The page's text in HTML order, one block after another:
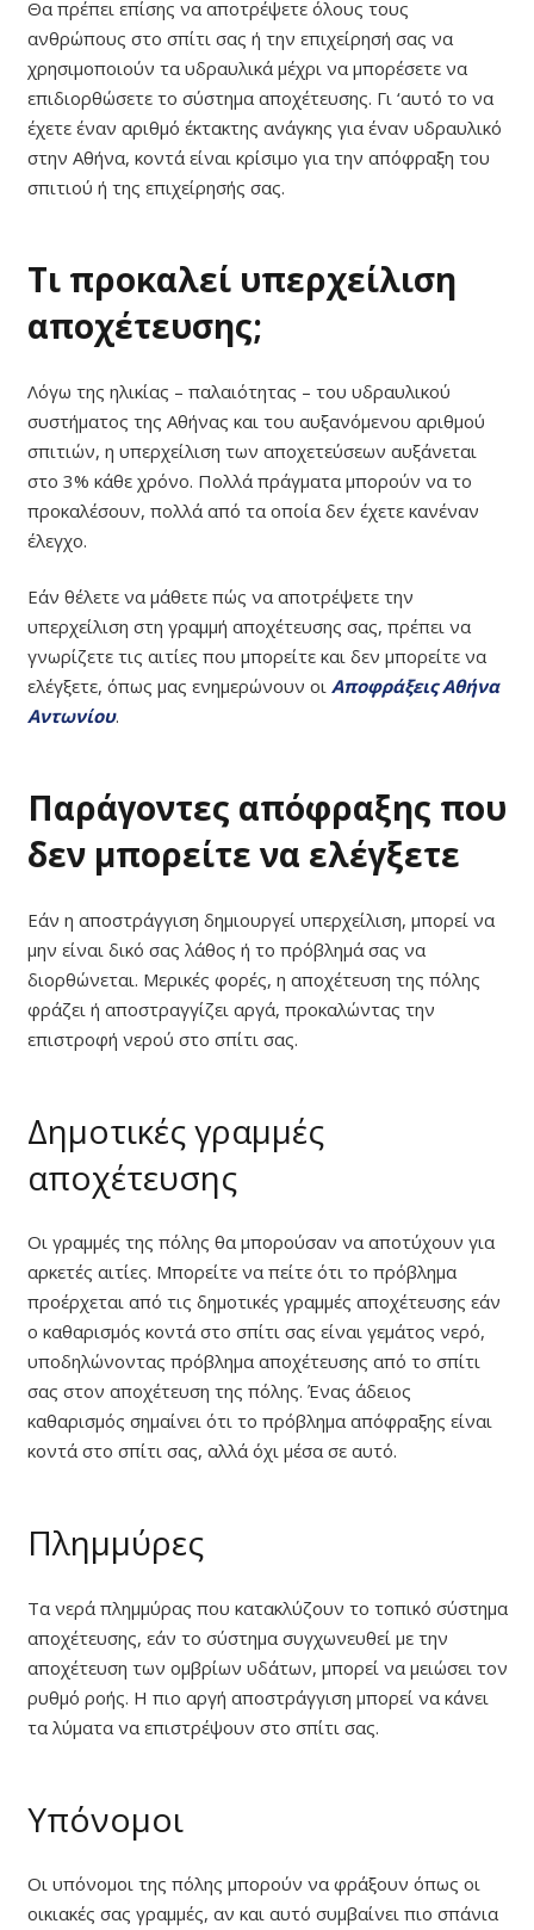
Θα πρέπει επίσης να αποτρέψετε όλους τους
ανθρώπους στο σπίτι σας ή την επιχείρησή σας να
χρησιμοποιούν τα υδραυλικά μέχρι να μπορέσετε να
επιδιορθώσετε το σύστημα αποχέτευσης. Γι ‘αυτό το να
έχετε έναν αριθμό έκτακτης ανάγκης για έναν υδραυλικό
στην Αθήνα, κοντά είναι κρίσιμο για την απόφραξη του
σπιτιού ή της επιχείρησής σας.
Τι προκαλεί υπερχείλιση
αποχέτευσης;
Λόγω της ηλικίας – παλαιότητας – του υδραυλικού
συστήματος της Αθήνας και του αυξανόμενου αριθμού
σπιτιών, η υπερχείλιση των αποχετεύσεων αυξάνεται
στο 3% κάθε χρόνο. Πολλά πράγματα μπορούν να το
προκαλέσουν, πολλά από τα οποία δεν έχετε κανέναν
έλεγχο.
Εάν θέλετε να μάθετε πώς να αποτρέψετε την
υπερχείλιση στη γραμμή αποχέτευσης σας, πρέπει να
γνωρίζετε τις αιτίες που μπορείτε και δεν μπορείτε να
ελέγξετε, όπως μας ενημερώνουν οι Αποφράξεις Αθήνα
Αντωνίου.
Παράγοντες απόφραξης που
δεν μπορείτε να ελέγξετε
Εάν η αποστράγγιση δημιουργεί υπερχείλιση, μπορεί να
μην είναι δικό σας λάθος ή το πρόβλημά σας να
διορθώνεται. Μερικές φορές, η αποχέτευση της πόλης
φράζει ή αποστραγγίζει αργά, προκαλώντας την
επιστροφή νερού στο σπίτι σας.
Δημοτικές γραμμές
αποχέτευσης
Οι γραμμές της πόλης θα μπορούσαν να αποτύχουν για
αρκετές αιτίες. Μπορείτε να πείτε ότι το πρόβλημα
προέρχεται από τις δημοτικές γραμμές αποχέτευσης εάν
ο καθαρισμός κοντά στο σπίτι σας είναι γεμάτος νερό,
υποδηλώνοντας πρόβλημα αποχέτευσης από το σπίτι
σας στον αποχέτευση της πόλης. Ένας άδειος
καθαρισμός σημαίνει ότι το πρόβλημα απόφραξης είναι
κοντά στο σπίτι σας, αλλά όχι μέσα σε αυτό.
Πλημμύρες
Τα νερά πλημμύρας που κατακλύζουν το τοπικό σύστημα
αποχέτευσης, εάν το σύστημα συγχωνευθεί με την
αποχέτευση των ομβρίων υδάτων, μπορεί να μειώσει τον
ρυθμό ροής. Η πιο αργή αποστράγγιση μπορεί να κάνει
τα λύματα να επιστρέψουν στο σπίτι σας.
Υπόνομοι
Οι υπόνομοι της πόλης μπορούν να φράξουν όπως οι
οικιακές σας γραμμές, αν και αυτό συμβαίνει πιο σπάνια